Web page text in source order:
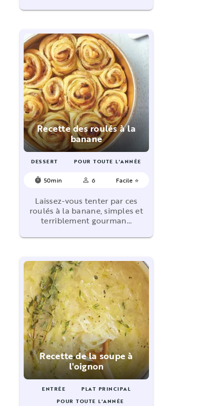
Recette des roulés à la
banane
DESSERT POUR TOUTE L'ANNÉE
timer 50min person_outline 6 Facile ⭐
Laissez-vous tenter par ces
roulés à la banane, simples et
terriblement gourman…
Recette de la soupe à
l'oignon
ENTRÉE
PLAT PRINCIPAL
POUR TOUTE L'ANNÉE